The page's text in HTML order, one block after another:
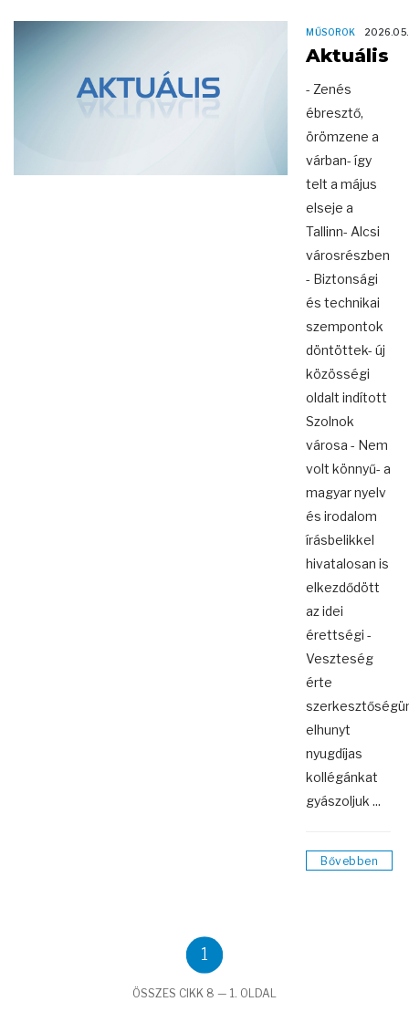
MŰSOROK
Aktuális
- Zenés
ébresztő,
örömzene a
várban- így
telt a május
elseje a
Tallinn- Alcsi
városrészben
- Biztonsági
és technikai
szempontok
döntöttek- új
közösségi
oldalt indított
Szolnok
városa - Nem
volt könnyű- a
magyar nyelv
és irodalom
írásbelikkel
hivatalosan is
elkezdődött
az idei
érettségi -
Veszteség
érte
elhunyt
nyugdíjas
kollégánkat
gyászoljuk ...
Bővebben
1
ÖSSZES CIKK 8 — 1. OLDAL